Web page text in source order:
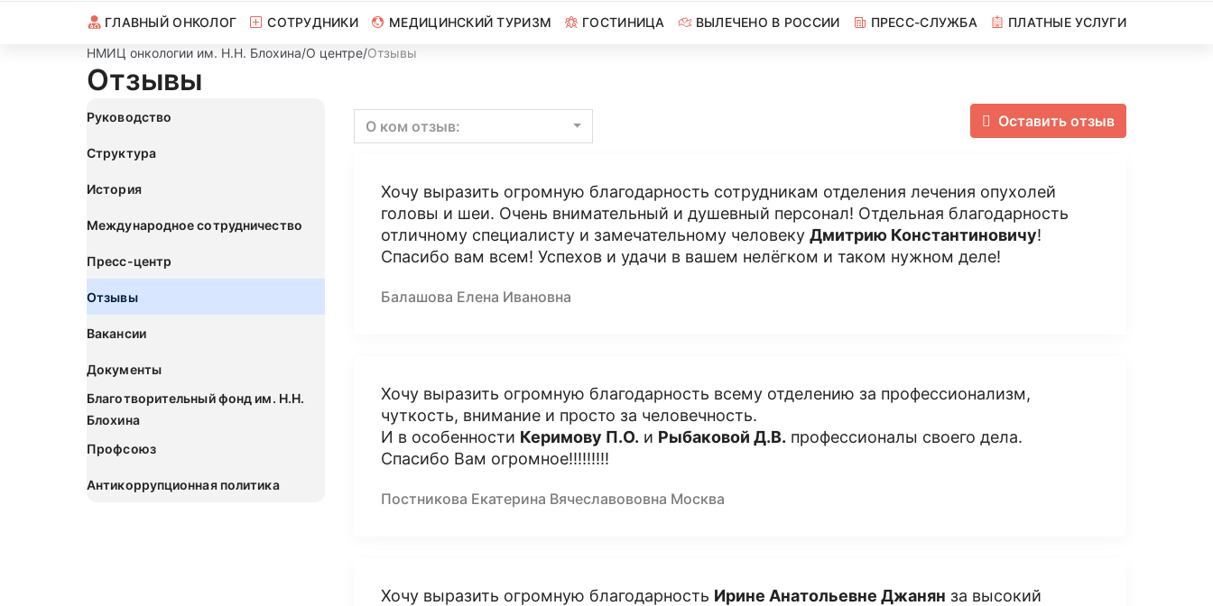
ГЛАВНЫЙ ОНКОЛОГ СОТРУДНИКИ МЕДИЦИНСКИЙ ТУРИЗМ ГОСТИНИЦА ВЫЛЕЧЕНО В РОССИИ ПРЕСС-СЛУЖБА
ПЛАТНЫЕ УСЛУГИ
НМИЦ онкологии им. Н.Н. Блохина/О центре/Отзывы
Отзывы
Руководство
Структура
История
Международное сотрудничество
Пресс-центр
Отзывы
Вакансии
Документы
Благотворительный фонд им. Н.Н.
Блохина
Профсоюз
Антикоррупционная политика
Оставить отзыв
О ком отзыв:
Хочу выразить огромную благодарность сотрудникам отделения лечения опухолей
головы и шеи. Очень внимательный и душевный персонал! Отдельная благодарность
отличному специалисту и замечательному человеку Дмитрию Константиновичу!
Спасибо вам всем! Успехов и удачи в вашем нелёгком и таком нужном деле!
Балашова Елена Ивановна
Хочу выразить огромную благодарность всему отделению за профессионализм,
чуткость, внимание и просто за человечность.
И в особенности Керимову П.О. и Рыбаковой Д.В. профессионалы своего дела.
Спасибо Вам огромное!!!!!!!!!
Постникова Екатерина Вячеславововна Москва
Хочу выразить огромную благодарность Ирине Анатольевне Джанян за высокий